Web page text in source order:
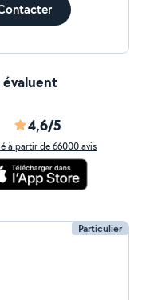
4,6/5
à partir de 66000 avis
Particulier